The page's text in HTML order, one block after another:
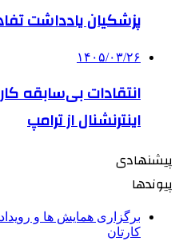
پزشکیان یادداشت
۱۴۰۵/۰۳/۲۶
انتقادات بی‌سابقه
اینترنشنال از ترامپ
پیشنهادی
پیوندها
برگزاری همایش ها و
کارتان